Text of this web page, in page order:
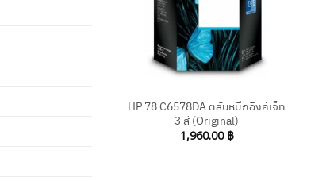
HP 78 C6578DA ตลับหมึกอิงค์เจ็ท
3 สี (Original)
1,960.00 ฿